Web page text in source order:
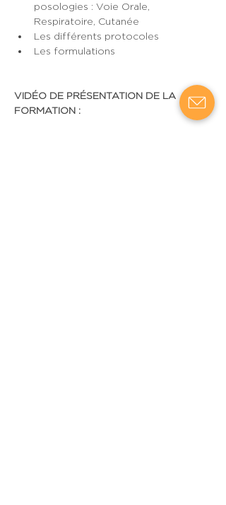
posologies : Voie Orale,
Respiratoire, Cutanée
Les différents protocoles
Les formulations
VIDÉO DE PRÉSENTATION DE LA
FORMATION :